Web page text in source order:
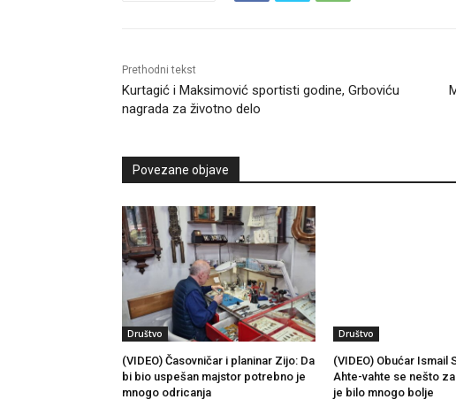
Prethodni tekst
Kurtagić i Maksimović sportisti godine, Grboviću
nagrada za životno delo
Povezane objave
Društvo
(VIDEO) Časovničar i planinar Zijo: Da
bi bio uspešan majstor potrebno je
mnogo odricanja
Društvo
(VIDEO) Obućar Ismail
Ahte-vahte se nešto
je bilo mnogo bolje